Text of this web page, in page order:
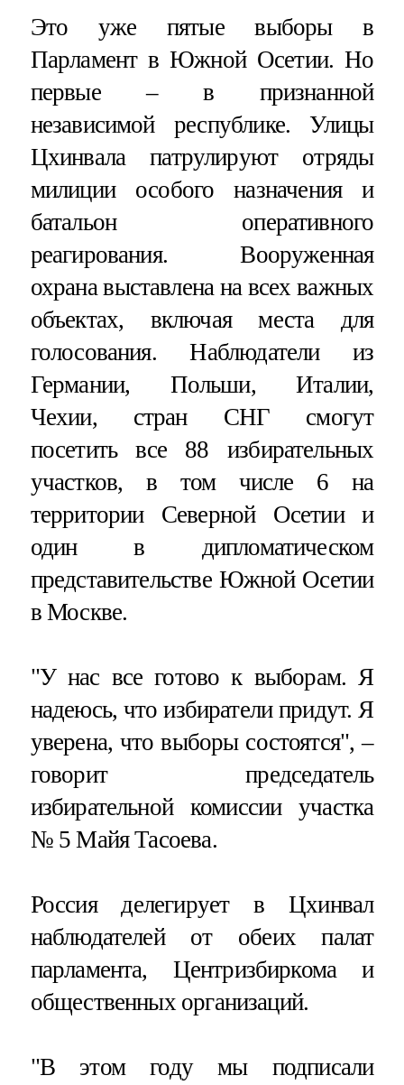
Это уже пятые выборы в
Парламент в Южной Осетии. Но
первые – в признанной
независимой республике. Улицы
Цхинвала патрулируют отряды
милиции особого назначения и
батальон оперативного
реагирования. Вооруженная
охрана выставлена на всех важных
объектах, включая места для
голосования. Наблюдатели из
Германии, Польши, Италии,
Чехии, стран СНГ смогут
посетить все 88 избирательных
участков, в том числе 6 на
территории Северной Осетии и
один в дипломатическом
представительстве Южной Осетии
в Москве.
"У нас все готово к выборам. Я
надеюсь, что избиратели придут. Я
уверена, что выборы состоятся", –
говорит председатель
избирательной комиссии участка
№ 5 Майя Тасоева.
Россия делегирует в Цхинвал
наблюдателей от обеих палат
парламента, Центризбиркома и
общественных организаций.
"В этом году мы подписали